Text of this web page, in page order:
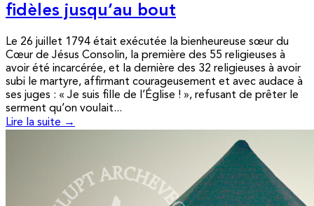
fidèles jusqu’au bout
Le 26 juillet 1794 était exécutée la bienheureuse sœur du
Cœur de Jésus Consolin, la première des 55 religieuses à
avoir été incarcérée, et la dernière des 32 religieuses à avoir
subi le martyre, affirmant courageusement et avec audace à
ses juges : « Je suis fille de l’Église ! », refusant de prêter le
serment qu’on voulait...
Lire la suite →